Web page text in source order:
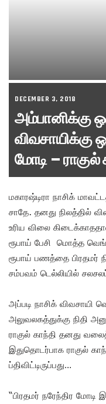
DECEMBER 3, 2018
அம்பானிக்கு
விவசாயிக்கு
மோடி – ராகுல்
மகாரஷ்டிரா நாசிக்
சாதே. தனது நிலத்தில்
உரிய விலை
ரூபாய் பேசி மொத்த
ரூபாய் பணத்தை பிரதமர்
சம்பவம் டெல்லியில்
அப்படி நாசிக் விவசாயி
அலுவலகத்துக்கு நிதி
ராகுல் காந்தி தனது
இதுதொடர்பாக ராகுல்
ப்திவிட்டிருப்பது…
“பிரதமர் நரேந்திர